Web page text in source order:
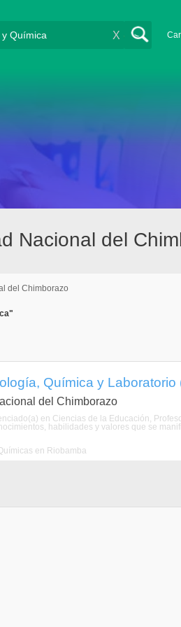
X
Nacional del
del Chimborazo
Química y
del Chimborazo
en Ciencias de la Educación,
habilidades y valores que se
en Riobamba